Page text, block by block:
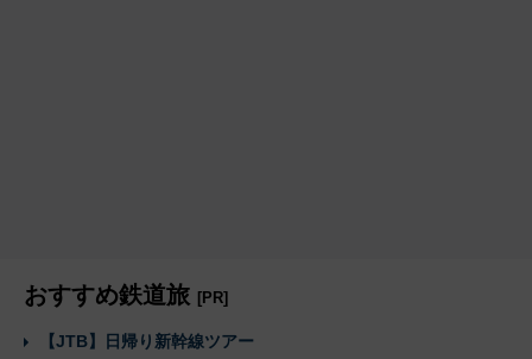
おすすめ鉄道旅 [PR]
【JTB】日帰り新幹線ツアー